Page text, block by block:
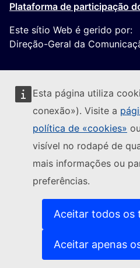
Esta página utiliza
conexão»). Visite a
política de «cookies»
visível no rodapé de
mais informações ou
preferências.
Aceitar todos os
Aceitar apenas
Plataforma de participação
Este sítio Web é gerido por:
Direção-Geral da
Seguir a Comissão Europeia
Contacte-nos(Ligação
Comunicar uma
Línguas dos nossos websites
(Ligação externa)
Política de privacidade
Advertência jurídica
(Ligação